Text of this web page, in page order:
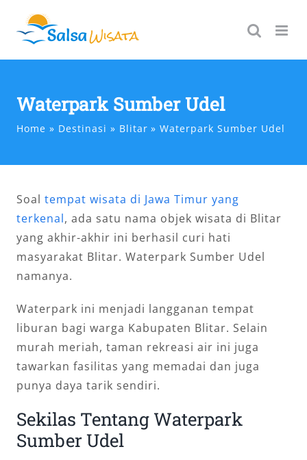
content
Waterpark Sumber Udel
Home Destinasi Blitar Waterpark Sumber Udel
Soal tempat wisata di Jawa Timur yang
terkenal, ada satu nama objek wisata di Blitar
yang akhir-akhir ini berhasil curi hati
masyarakat Blitar. Waterpark Sumber Udel
namanya.
Waterpark ini menjadi langganan tempat
liburan bagi warga Kabupaten Blitar. Selain
murah meriah, taman rekreasi air ini juga
tawarkan fasilitas yang memadai dan juga
punya daya tarik sendiri.
Sekilas Tentang Waterpark
Sumber Udel